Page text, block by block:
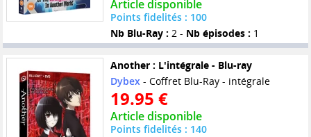
Article disponible
Points fidelités : 100
Nb Blu-Ray : 2 - Nb épisodes : 1
Another : L'intégrale - Blu-ray
Dybex- Coffret Blu-Ray - intégrale
19.95 €
Article disponible
Points fidelités : 140